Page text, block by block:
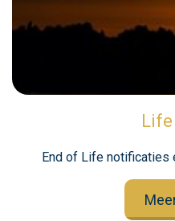
End of Life notificaties